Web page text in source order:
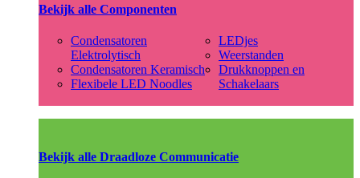
Bekijk alle Componenten
Condensatoren
Elektrolytisch
Condensatoren Keramisch
Flexibele LED Noodles
LEDjes
Weerstanden
Drukknoppen en
Schakelaars
Bekijk alle Draadloze Communicatie